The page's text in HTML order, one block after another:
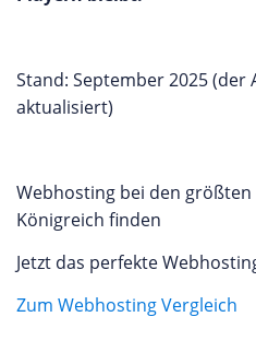
Stand: September 2025
aktualisiert)
Webhosting bei den
Königreich finden
Jetzt das perfekte
Zum Webhosting Vergleich